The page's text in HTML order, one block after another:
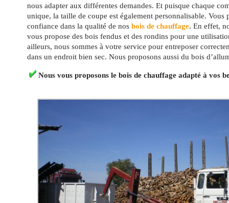
nous adapter aux différentes demandes. Et puisque chaque
unique, la taille de coupe est également personnalisable. Vous
confiance dans la qualité de nos bois de chauffage. En effet,
vous propose des bois fendus et des rondins pour une
ailleurs, nous sommes à votre service pour entreposer
dans un endroit bien sec. Nous proposons aussi du bois
Nous vous proposons le bois de chauffage adapté à vos